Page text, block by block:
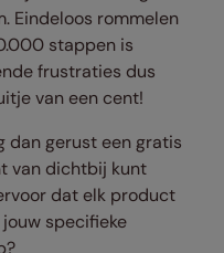
Eindeloos rommelen
stappen is
frustraties dus
van een cent!
dan gerust een gratis
van dichtbij kunt
dat elk product
specifieke